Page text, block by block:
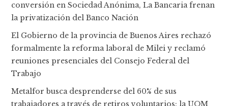
conversión en Sociedad Anónima, La Bancaria frenan
la privatización del Banco Nación
El Gobierno de la provincia de Buenos Aires rechazó
formalmente la reforma laboral de Milei y reclamó
reuniones presenciales del Consejo Federal del
Trabajo
Metalfor busca desprenderse del 60% de sus
trabajadores a través de retiros voluntarios: la UOM